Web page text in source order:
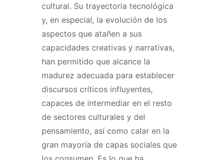
cultural. Su trayectoria tecnológica
y, en especial, la evolución de los
aspectos que atañen a sus
capacidades creativas y narrativas,
han permitido que alcance la
madurez adecuada para establecer
discursos críticos influyentes,
capaces de intermediar en el resto
de sectores culturales y del
pensamiento, así como calar en la
gran mayoría de capas sociales que